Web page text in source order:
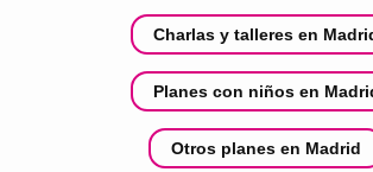
Charlas y talleres en
Planes con niños en
Otros planes en Madrid